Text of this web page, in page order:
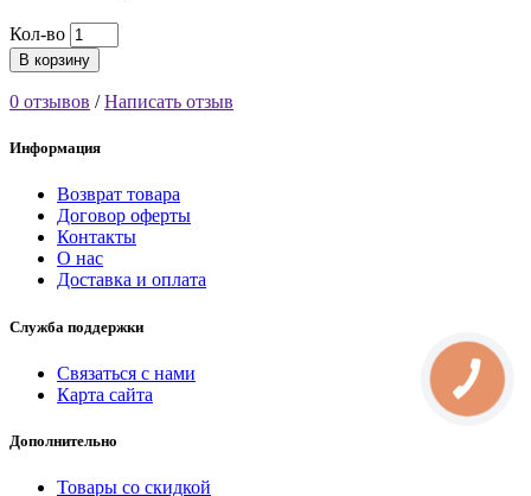
Кол-во
В корзину
0 отзывов /Написать отзыв
Информация
Возврат товара
Договор оферты
Контакты
О нас
Доставка и оплата
Служба поддержки
Связаться с нами
Карта сайта
Дополнительно
Товары со скидкой
КНОПКА
СВЯЗИ